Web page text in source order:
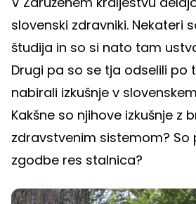
slovenski zdravniki. Nekateri
študija in so si nato tam
Drugi pa so se tja odselili po
nabirali izkušnje v
Kakšne so njihove izkušnje z
zdravstvenim sistemom? So
zgodbe res stalnica?